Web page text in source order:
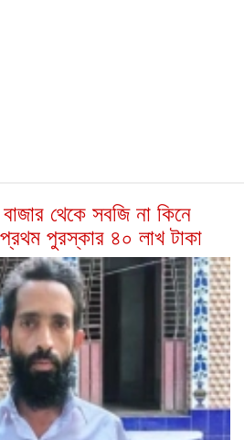
থেকে সবজি না কিনে
পুরস্কার ৪০ লাখ টাকা